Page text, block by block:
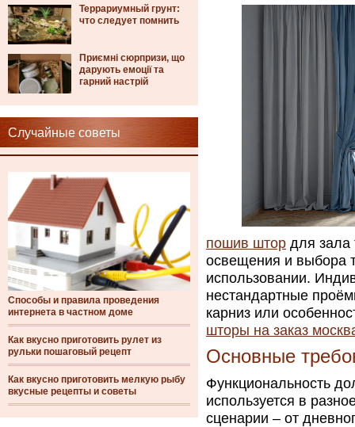
Террариумный грунт:
что следует помнить
Приємні сюрпризи, що
дарують емоції та
гарний настрій
Случайные советы
Способы и правила проведения
интернета в частном доме
Как вкусно приготовить рулет из
рульки пошаговый рецепт
Как вкусно приготовить мелкую рыбу
вкусные рецепты и советы
пошив штор для зала
освещения и выбора
использовании.
нестандартные
карниз или
шторы на заказ
Основные
Функциональность
используется в
сценарии – от